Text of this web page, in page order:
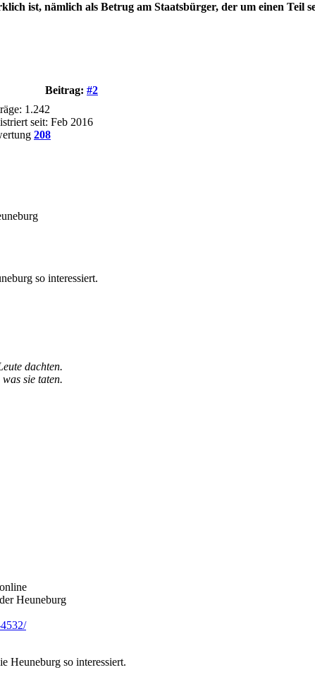
ist, nämlich als Betrug am Staatsbürger, der um einen Teil
Beitrag: #2
1.242
seit: Feb 2016
208
so interessiert.
dachten.
sie taten.
Heuneburg
Heuneburg so interessiert.